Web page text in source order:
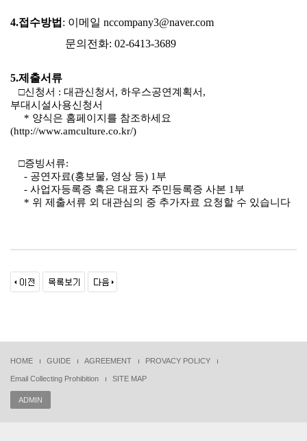
4.접수방법 : 이메일 nccompany3@naver.com
문의전화: 02-6413-3689
5.제출서류
□신청서 : 대관신청서 , 하우스공연계획서 ,
부대시설사용신청서
* 양식은 홈페이지를 참조하세요
(http://www.amculture.co.kr/)
□증빙서류:
- 공연자료(홍보물, 영상 등) 1 부
- 사업자등록증 혹은 대표자 주민등록증 사본 1 부
* 위 제출서류 외 대관심의 중 추가자료 요청할 수 있습니다
HOME GUIDE AGREEMENT PROVACY POLICY
Email Collecting Prohibition SITE MAP
ADMIN